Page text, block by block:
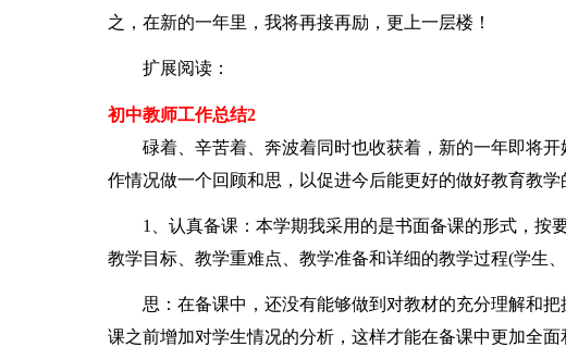
之，在新的一年里，我将再接再励，更上一层楼！
扩展阅读：
初中教师工作总结2
碌着、辛苦着、奔波着同时也收获着，新的一年即将开
作情况做一个回顾和思，以促进今后能更好的做好教育教学
1、认真备课：本学期我采用的是书面备课的形式，按
教学目标、教学重难点、教学准备和详细的教学过程(学生、
思：在备课中，还没有能够做到对教材的充分理解和把
课之前增加对学生情况的分析，这样才能在备课中更加全面